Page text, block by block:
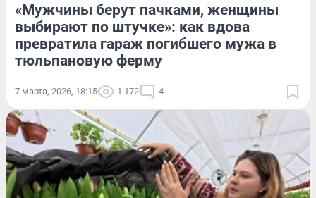
«Мужчины берут пачками, женщины
выбирают по штучке»: как вдова
превратила гараж погибшего мужа в
тюльпановую ферму
7 марта, 2026, 18:15 1 172 4